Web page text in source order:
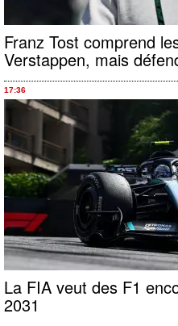
Franz Tost comprend
Verstappen, mais
17:36
La FIA veut des F1
2031